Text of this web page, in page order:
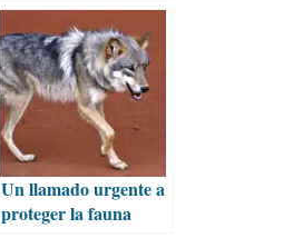
Un llamado urgente a
proteger la fauna